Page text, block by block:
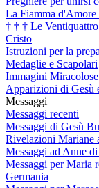
La Fiamma
† † † Le
Cristo
Istruzioni per la
Medaglie e Scapolari
Immagini Miracolose
Apparizioni di Gesù
Messaggi
Messaggi recenti
Messaggi di Gesù
Rivelazioni Mariane
Messaggi ad Anne
Messaggi per Maria
Germania